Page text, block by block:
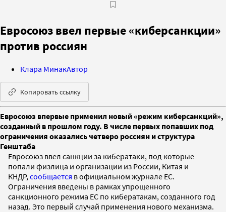
Евросоюз ввел первые «киберсанкции»
против россиян
Клара МинакАвтор
Копировать ссылку
Евросоюз впервые применил новый «режим киберсанкций»,
созданный в прошлом году. В числе первых попавших под
ограничения оказались четверо россиян и структура
Генштаба
Евросоюз ввел санкции за кибератаки, под которые
попали физлица и организации из России, Китая и
КНДР, сообщается в официальном журнале ЕС.
Ограничения введены в рамках упрощенного
санкционного режима ЕС по кибератакам, созданного год
назад. Это первый случай применения нового механизма.